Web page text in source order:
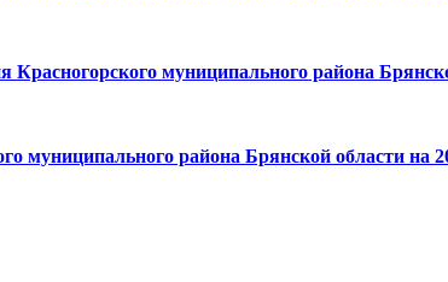
муниципального района
муниципального района Брянской области на